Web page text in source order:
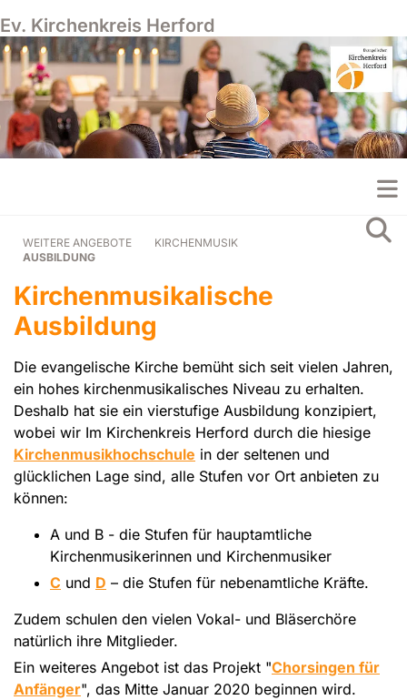
Ev. Kirchenkreis Herford
WEITERE ANGEBOTE
KIRCHENMUSIK
AUSBILDUNG
Kirchenmusikalische
Ausbildung
Die evangelische Kirche bemüht sich seit vielen Jahren,
ein hohes kirchenmusikalisches Niveau zu erhalten.
Deshalb hat sie ein vierstufige Ausbildung konzipiert,
wobei wir Im Kirchenkreis Herford durch die hiesige
Kirchenmusikhochschule in der seltenen und
glücklichen Lage sind, alle Stufen vor Ort anbieten zu
können:
A und B - die Stufen für hauptamtliche
Kirchenmusikerinnen und Kirchenmusiker
C und D – die Stufen für nebenamtliche Kräfte.
Zudem schulen den vielen Vokal- und Bläserchöre
natürlich ihre Mitglieder.
Ein weiteres Angebot ist das Projekt "Chorsingen für
Anfänger", das Mitte Januar 2020 beginnen wird.